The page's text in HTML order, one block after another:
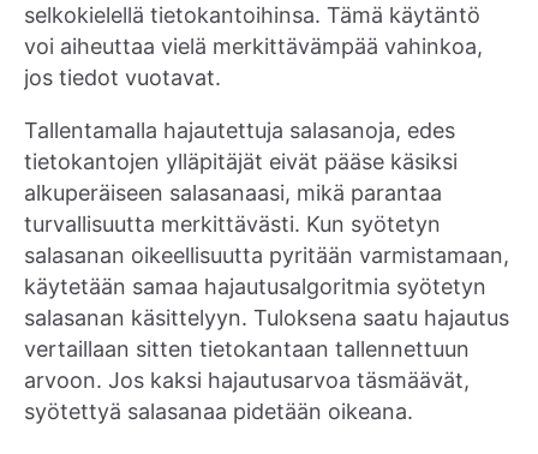
selkokielellä tietokantoihinsa. Tämä käytäntö
voi aiheuttaa vielä merkittävämpää vahinkoa,
jos tiedot vuotavat.
Tallentamalla hajautettuja salasanoja, edes
tietokantojen ylläpitäjät eivät pääse käsiksi
alkuperäiseen salasanaasi, mikä parantaa
turvallisuutta merkittävästi. Kun syötetyn
salasanan oikeellisuutta pyritään varmistamaan,
käytetään samaa hajautusalgoritmia syötetyn
salasanan käsittelyyn. Tuloksena saatu hajautus
vertaillaan sitten tietokantaan tallennettuun
arvoon. Jos kaksi hajautusarvoa täsmäävät,
syötettyä salasanaa pidetään oikeana.